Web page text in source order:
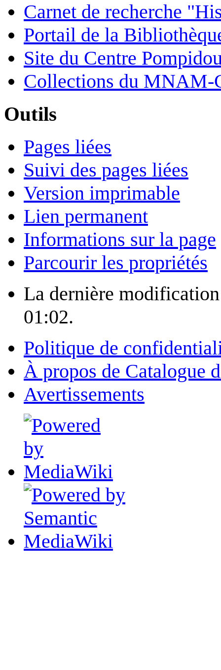
Carnet de recherche
Portail de la
Site du Centre
Collections du MNAM-
Outils
Pages liées
Suivi des pages liées
Version imprimable
Lien permanent
Informations sur la page
Parcourir les propriétés
La dernière
01:02.
Politique de
À propos de Catalogue
Avertissements